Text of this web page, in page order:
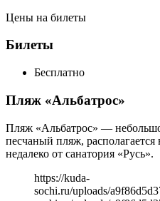
Цены на билеты
Билеты
Бесплатно
Пляж «Альбатрос»
Пляж «Альбатрос» —
песчаный пляж,
недалеко от санатория «Русь».
https://kuda-
sochi.ru/uploads/